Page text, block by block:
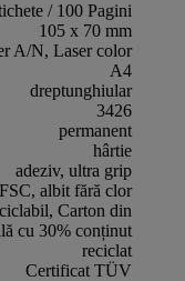
/ 100 Pagini
105 x 70 mm
A/N, Laser color
A4
dreptunghiular
3426
permanent
hârtie
adeziv, ultra grip
albit fără clor
Carton din
cu 30% conținut
reciclat
Certificat TÜV